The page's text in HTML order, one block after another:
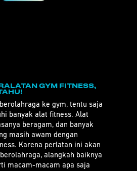
GYM FITNESS,
ke gym, tentu saja
banyak alat fitness. Alat
beragam, dan banyak
masih awam dengan
Karena perlatan ini akan
alangkah baiknya
macam-macam apa saja